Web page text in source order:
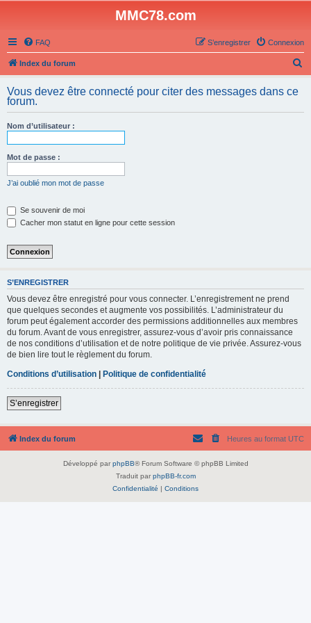
MMC78.com
FAQ Connexion
S’enregistrer
Index du forum
h
Vous devez être connecté pour citer des messages dans ce
forum.
Nom d’utilisateur :
Mot de passe :
J’ai oublié mon mot de passe
Se souvenir de moi
Cacher mon statut en ligne pour cette session
S’ENREGISTRER
Vous devez être enregistré pour vous connecter. L’enregistrement ne prend
que quelques secondes et augmente vos possibilités. L’administrateur du
forum peut également accorder des permissions additionnelles aux membres
du forum. Avant de vous enregistrer, assurez-vous d’avoir pris connaissance
de nos conditions d’utilisation et de notre politique de vie privée. Assurez-vous
de bien lire tout le règlement du forum.
Conditions d’utilisation | Politique de confidentialité
S’enregistrer
Index du forum Heures au format UTC
Développé par phpBB® Forum Software © phpBB Limited
Traduit par phpBB-fr.com
Confidentialité | Conditions